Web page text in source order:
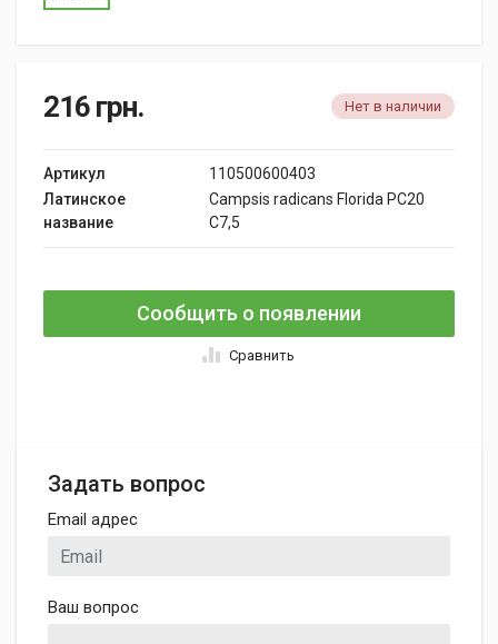
216 грн. Нет в наличии
Артикул
110500600403
Латинское
название
Campsis radicans Florida PC20
C7,5
Сообщить о появлении
Сравнить
Задать вопрос
Email адрес
Ваш вопрос